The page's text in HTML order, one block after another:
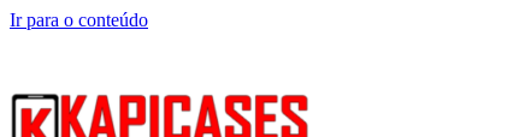
Ir para o conteúdo